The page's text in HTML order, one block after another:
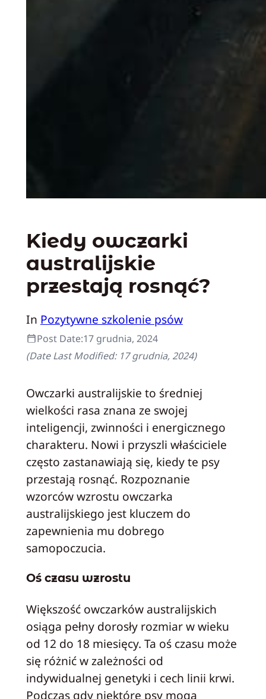
Kiedy owczarki
australijskie
przestają rosnąć?
In Pozytywne szkolenie psów
Post Date:17 grudnia, 2024
(Date Last Modified: 17 grudnia, 2024)
Owczarki australijskie to średniej
wielkości rasa znana ze swojej
inteligencji, zwinności i energicznego
charakteru. Nowi i przyszli właściciele
często zastanawiają się, kiedy te psy
przestają rosnąć. Rozpoznanie
wzorców wzrostu owczarka
australijskiego jest kluczem do
zapewnienia mu dobrego
samopoczucia.
Oś czasu wzrostu
Większość owczarków australijskich
osiąga pełny dorosły rozmiar w wieku
od 12 do 18 miesięcy. Ta oś czasu może
się różnić w zależności od
indywidualnej genetyki i cech linii krwi.
Podczas gdy niektóre psy mogą